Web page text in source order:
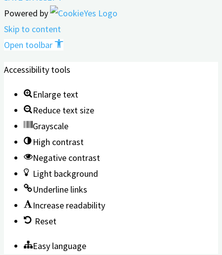
Powered by
Skip to content
Open toolbar
Accessibility tools
Enlarge text
Reduce text size
Grayscale
High contrast
Negative contrast
Light background
Underline links
Increase readability
Reset
Easy language